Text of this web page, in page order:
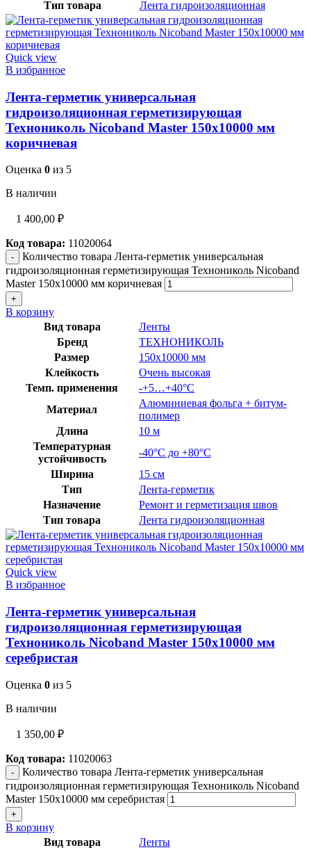
Тип товара
Лента гидроизоляционная
Quick view
В избранное
Лента-герметик универсальная
гидроизоляционная герметизирующая
Технониколь Nicoband Master 150х10000 мм
коричневая
Оценка 0 из 5
В наличии
1 400,00 ₽
Код товара: 11020064
Количество товара Лента-герметик универсальная
гидроизоляционная герметизирующая Технониколь Nicoband
Master 150х10000 мм коричневая
В корзину
Вид товара
Ленты
Бренд
ТЕХНОНИКОЛЬ
Размер
150х10000 мм
Клейкость
Очень высокая
Темп. применения
-+5…+40°C
Материал
Алюминиевая фольга + битум-
полимер
Длина
10 м
Температурная
устойчивость
-40°C до +80°C
Ширина
15 см
Тип
Лента-герметик
Назначение
Ремонт и герметизация швов
Тип товара
Лента гидроизоляционная
Quick view
В избранное
Лента-герметик универсальная
гидроизоляционная герметизирующая
Технониколь Nicoband Master 150х10000 мм
серебристая
Оценка 0 из 5
В наличии
1 350,00 ₽
Код товара: 11020063
Количество товара Лента-герметик универсальная
гидроизоляционная герметизирующая Технониколь Nicoband
Master 150х10000 мм серебристая
В корзину
Вид товара
Ленты